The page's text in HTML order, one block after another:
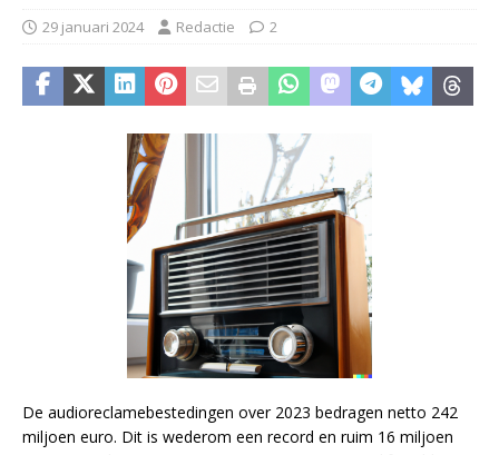
29 januari 2024 Redactie 2
De audioreclamebestedingen over 2023 bedragen netto 242
miljoen euro. Dit is wederom een record en ruim 16 miljoen